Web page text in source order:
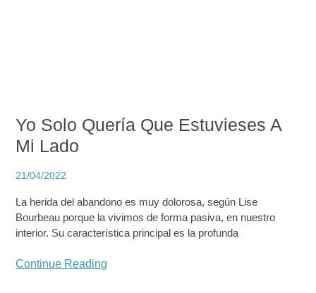
Yo Solo Quería Que Estuvieses A
Mi Lado
21/04/2022
La herida del abandono es muy dolorosa, según Lise
Bourbeau porque la vivimos de forma pasiva, en nuestro
interior. Su característica principal es la profunda
Continue Reading